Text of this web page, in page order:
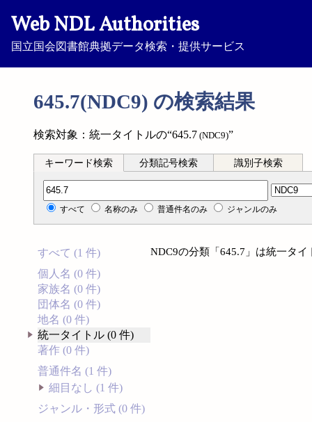
Web NDL Authorities
国立国会図書館典拠データ検索・提供サービス
645.7(NDC9) の検索結果
検索対象：統一タイトルの“645.7 (NDC9)”
キーワード検索 分類記号検索 識別子検索
分類記号検索
すべて 名称のみ 普通件名のみ ジャンルのみ
すべて (1 件)
個人名 (0 件)
家族名 (0 件)
団体名 (0 件)
地名 (0 件)
統一タイトル (0 件)
著作 (0 件)
普通件名 (1 件)
細目なし (1 件)
ジャンル・形式 (0 件)
NDC9の分類「645.7」は統一タ